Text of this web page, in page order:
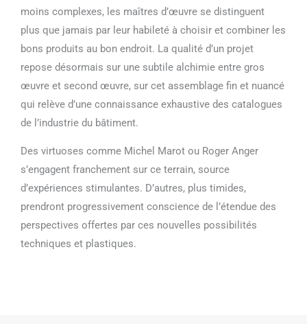
moins complexes, les maîtres d’œuvre se distinguent
plus que jamais par leur habileté à choisir et combiner les
bons produits au bon endroit. La qualité d’un projet
repose désormais sur une subtile alchimie entre gros
œuvre et second œuvre, sur cet assemblage fin et nuancé
qui relève d’une connaissance exhaustive des catalogues
de l’industrie du bâtiment.
Des virtuoses comme Michel Marot ou Roger Anger
s’engagent franchement sur ce terrain, source
d’expériences stimulantes. D’autres, plus timides,
prendront progressivement conscience de l’étendue des
perspectives offertes par ces nouvelles possibilités
techniques et plastiques.